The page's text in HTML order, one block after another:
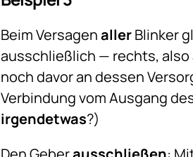
Beim VersagenallerBlinker
ausschließlich — rechts, also
noch davor an dessen
Verbindung vom Ausgang
irgendetwas?)